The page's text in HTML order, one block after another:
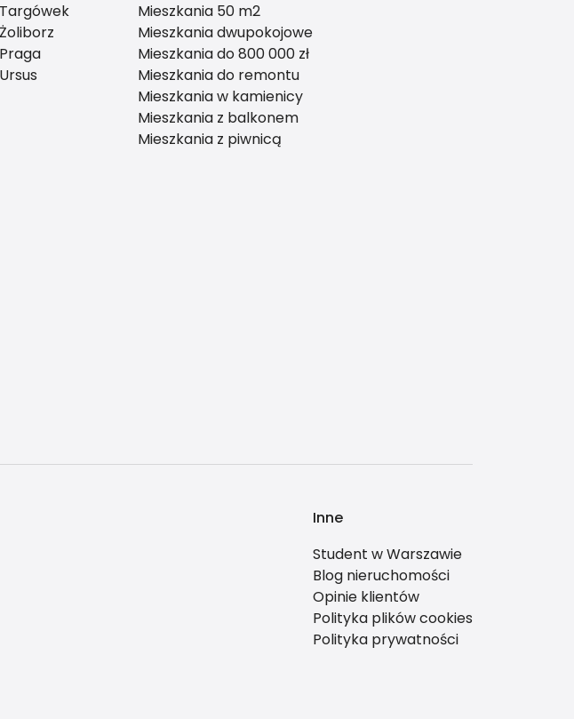
Mieszkania 50 m2
Mieszkania dwupokojowe
Mieszkania do 800 000 zł
Mieszkania do remontu
Mieszkania w kamienicy
Mieszkania z balkonem
Mieszkania z piwnicą
Inne
Student w Warszawie
Blog nieruchomości
Opinie klientów
Polityka plików cookies
Polityka prywatności